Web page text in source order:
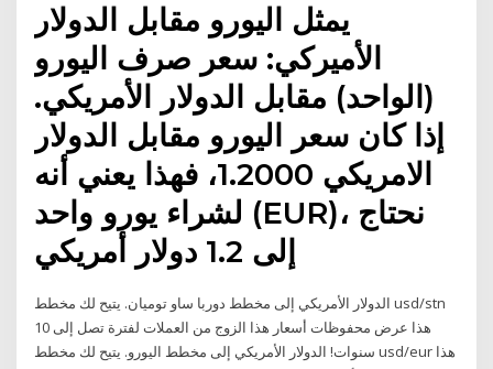
يمثل اليورو مقابل الدولار
الأميركي: سعر صرف اليورو
(الواحد) مقابل الدولار الأمريكي.
إذا كان سعر اليورو مقابل الدولار
الامريكي 1.2000، فهذا يعني أنه
لشراء يورو واحد (EUR)، نحتاج
إلى 1.2 دولار أمريكي
الدولار الأمريكي إلى مخطط دوربا ساو توميان. يتيح لك مخطط usd/stn
هذا عرض محفوظات أسعار هذا الزوج من العملات لفترة تصل إلى 10
سنوات! الدولار الأمريكي إلى مخطط اليورو. يتيح لك مخطط usd/eur هذا